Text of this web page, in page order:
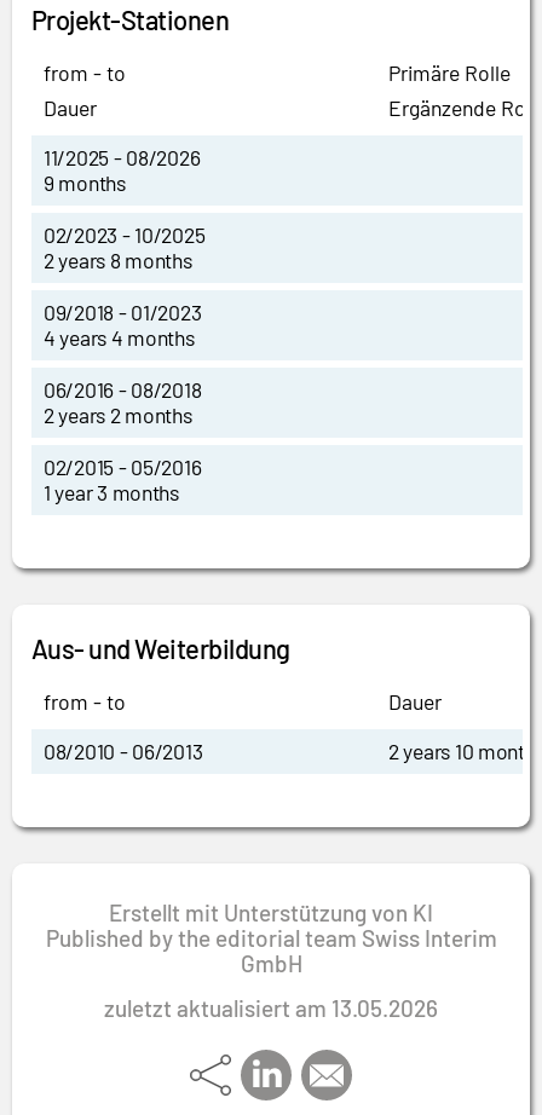
Projekt-Stationen
from - to
Dauer
Primäre Rolle
Ergänzende
11/2025 - 08/2026
9 months
02/2023 - 10/2025
2 years 8 months
09/2018 - 01/2023
4 years 4 months
06/2016 - 08/2018
2 years 2 months
02/2015 - 05/2016
1 year 3 months
Aus- und Weiterbildung
from - to
Dauer
08/2010 - 06/2013
2 years 10
Erstellt mit Unterstützung von KI
Published by the editorial team Swiss Interim
GmbH
zuletzt aktualisiert am 13.05.2026